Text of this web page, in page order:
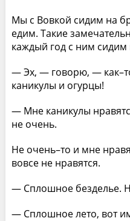
Мы с Вовкой сидим на
едим. Такие
каждый год с ним
— Эх, — говорю, —
каникулы и огурцы!
— Мне каникулы
не очень.
Не очень–то и мне
вовсе не нравятся.
— Сплошное безделье.
— Сплошное лето, вот